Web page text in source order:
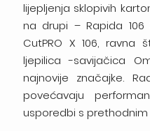
lijepljenja sklopivih
na drupi – Rapida 106
CutPRO X 106, ravna
ljepilica -savijačica
najnovije značajke.
povećavaju
usporedbi s